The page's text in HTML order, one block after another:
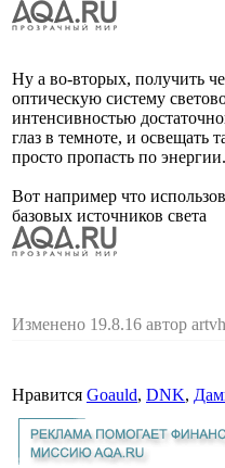
Ну а во-вторых, получить
оптическую систему
интенсивностью
глаз в темноте, и освещать
просто пропасть по энергии.
Вот например что
базовых источников света
Изменено 19.8.16 автор
Нравится Goauld, DNK,